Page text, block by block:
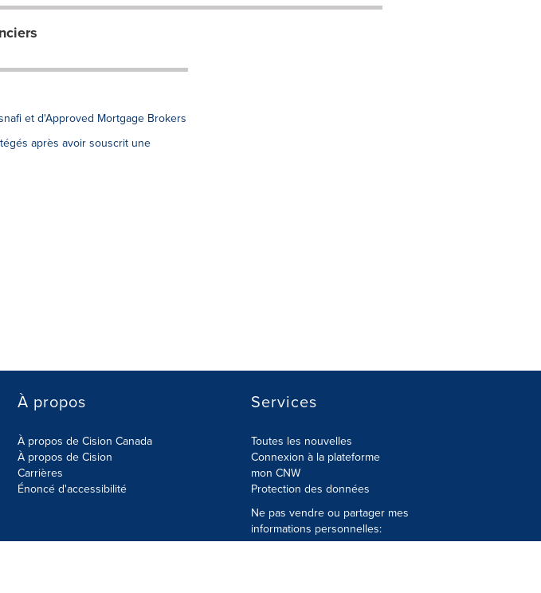
et d'Approved Mortgage Brokers
après avoir souscrit une
À propos
À propos de Cision Canada
À propos de Cision
Carrières
Énoncé d'accessibilité
Services
Toutes les nouvelles
Connexion à la plateforme
mon CNW
Protection des données
Ne pas vendre ou partager mes
informations personnelles: